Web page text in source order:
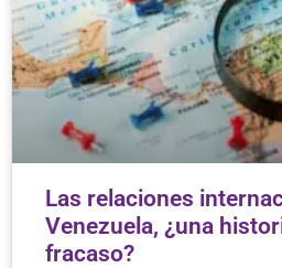
Las relaciones
Venezuela, ¿una
fracaso?